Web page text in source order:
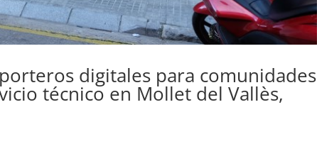
digitales para comunidades
técnico en Mollet del Vallès,